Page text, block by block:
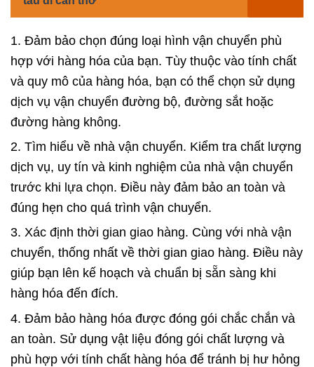
1. Đảm bảo chọn đúng loại hình vận chuyển phù
hợp với hàng hóa của bạn. Tùy thuộc vào tính chất
và quy mô của hàng hóa, bạn có thể chọn sử dụng
dịch vụ vận chuyển đường bộ, đường sắt hoặc
đường hàng không.
2. Tìm hiểu về nhà vận chuyển. Kiểm tra chất lượng
dịch vụ, uy tín và kinh nghiệm của nhà vận chuyển
trước khi lựa chọn. Điều này đảm bảo an toàn và
đúng hẹn cho quá trình vận chuyển.
3. Xác định thời gian giao hàng. Cùng với nhà vận
chuyển, thống nhất về thời gian giao hàng. Điều này
giúp bạn lên kế hoạch và chuẩn bị sẵn sàng khi
hàng hóa đến đích.
4. Đảm bảo hàng hóa được đóng gói chắc chắn và
an toàn. Sử dụng vật liệu đóng gói chất lượng và
phù hợp với tính chất hàng hóa để tránh bị hư hỏng